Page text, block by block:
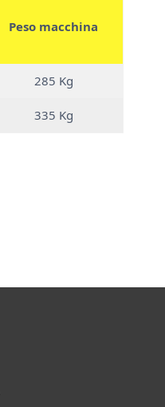
Peso macchina
285 Kg
335 Kg